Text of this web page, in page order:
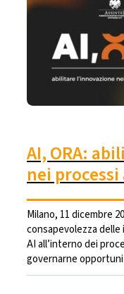
AI, ORA:
nei
Milano, 11 dicembre
consapevolezza delle
AI all’interno dei
governarne